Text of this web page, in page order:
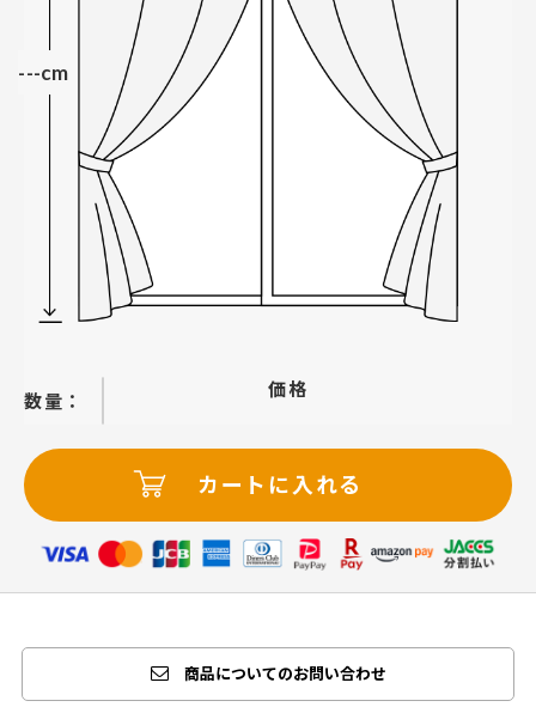
---cm
価格
カートに入れる
商品についてのお問い合わせ